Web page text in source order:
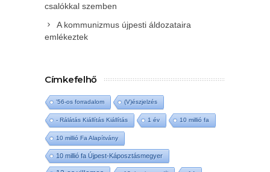
csalókkal szemben
A kommunizmus újpesti áldozataira
emlékeztek
Címkefelhő
'56-os forradalom (V)észjelzés
- Rálátás Kiállítás Kiállítás 1 év 10 millió fa
10 millió Fa Alapítvány
10 millió fa Újpest-Káposztásmegyer